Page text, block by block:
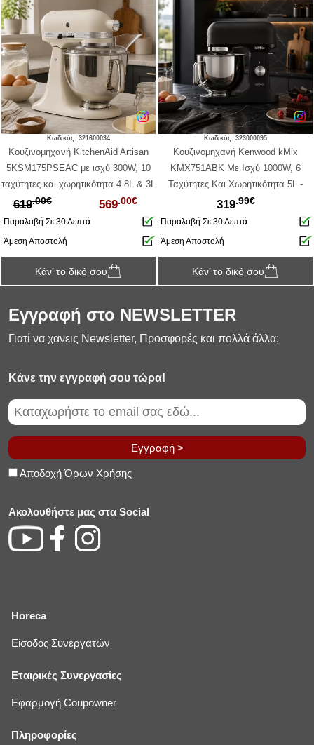
Κωδικός: 321600034
Κουζινομηχανή KitchenAid Artisan
5KSM175PSEAC με ισχύ 300W, 10
ταχύτητες και χωρητικότητα 4.8L & 3L
- Almond Cream
619.00€ 569.00€
Παραλαβή Σε 30 Λεπτά
Άμεση Αποστολή
Κάν’ το δικό σου
Κωδικός: 323000095
Κουζινομηχανή Kenwood kMix
KMX751ABK Με Ισχύ 1000W, 6
Ταχύτητες Και Χωρητικότητα 5L -
Black
319.99€
Παραλαβή Σε 30 Λεπτά
Άμεση Αποστολή
Κάν’ το δικό σου
Εγγραφή στο NEWSLETTER
Γιατί να χανεις Newsletter, Προσφορές και πολλά άλλα;
Κάνε την εγγραφή σου τώρα!
Εγγραφή >
Αποδοχή Όρων Χρήσης
Ακολουθήστε μας στα Social
Horeca
Είσοδος Συνεργατών
Εταιρικές Συνεργασίες
Εφαρμογή Coupowner
Πληροφορίες